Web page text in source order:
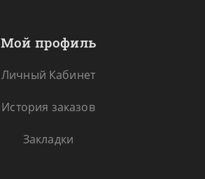
Мой профиль
Личный Кабинет
История заказов
Закладки